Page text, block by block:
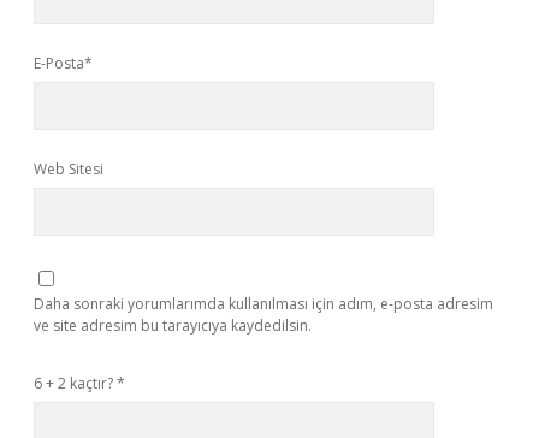
E-Posta*
Web Sitesi
Daha sonraki yorumlarımda kullanılması için adım, e-posta adresim
ve site adresim bu tarayıcıya kaydedilsin.
6 + 2 kaçtır?*